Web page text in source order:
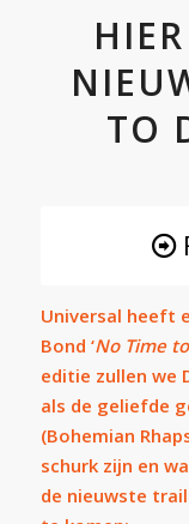
TO
Universal heeft
Bond ‘No Time
editie zullen we
als de geliefde
(Bohemian
schurk zijn en
de nieuwste